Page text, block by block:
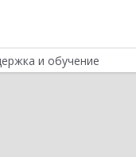
и обучение